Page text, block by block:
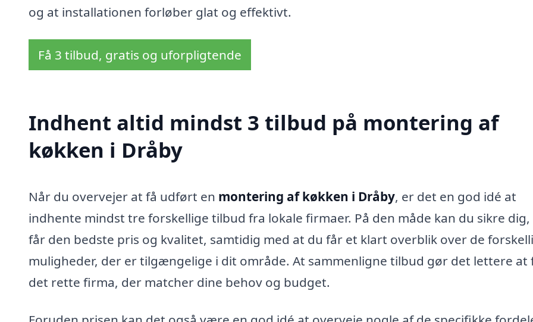
og at installationen forløber glat og effektivt.
Få 3 tilbud, gratis og uforpligtende
Indhent altid mindst 3 tilbud på montering af
køkken i Dråby
Når du overvejer at få udført en montering af køkken i Dråby, er det en god idé at
indhente mindst tre forskellige tilbud fra lokale firmaer. På den måde kan du sikre dig,
får den bedste pris og kvalitet, samtidig med at du får et klart overblik over de
muligheder, der er tilgængelige i dit område. At sammenligne tilbud gør det lettere at
det rette firma, der matcher dine behov og budget.